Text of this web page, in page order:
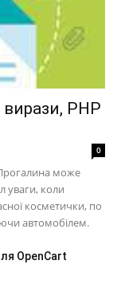
PHP
0
Прогалина може
уваги, коли
косметички, по
автомобілем.
OpenCart